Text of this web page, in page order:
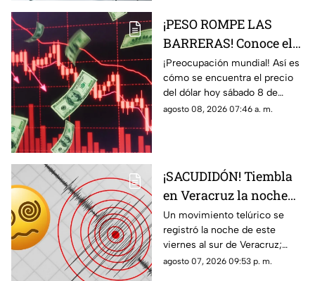
¡PESO ROMPE LAS
BARRERAS! Conoce el
precio del dólar hoy 8
de agosto 2026 en
Veracruz
¡Preocupación mundial! Así es
cómo se encuentra el precio
del dólar hoy sábado 8 de
agosto del 2026 en bancos de
agosto 08, 2026 07:46 a. m.
¡SACUDIDÓN! Tiembla
en Veracruz la noche
de HOY viernes 7 de
agosto del 2026; ¿cuál
fue la magnitud y
epicentro?
Un movimiento telúrico se
registró la noche de este
viernes al sur de Veracruz;
habitantes de la zona pudieron
agosto 07, 2026 09:53 p. m.